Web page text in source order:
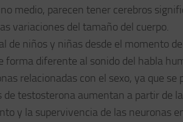
medio, parecen tener cerebros
variaciones del tamaño del cuerpo.
de niños y niñas desde el momento
forma diferente al sonido del habla
relacionadas con el sexo, ya que se
testosterona aumentan a partir de
y la supervivencia de las neuronas